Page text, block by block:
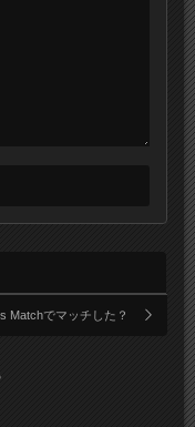
Matchでマッチした？